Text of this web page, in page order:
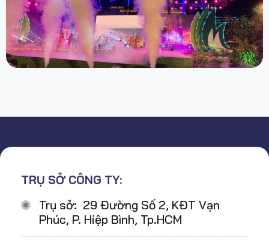
TRỤ SỞ CÔNG TY:
Trụ sở: 29 Đường Số 2, KĐT Vạn
Phúc, P. Hiệp Bình, Tp.HCM